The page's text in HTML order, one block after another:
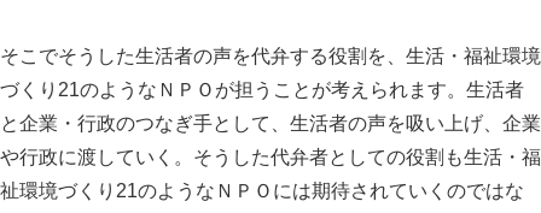
そこでそうした生活者の声を代弁する役割を、生活・福祉環境
づくり21のようなＮＰＯが担うことが考えられます。生活者
と企業・行政のつなぎ手として、生活者の声を吸い上げ、企業
や行政に渡していく。そうした代弁者としての役割も生活・福
祉環境づくり21のようなＮＰＯには期待されていくのではな